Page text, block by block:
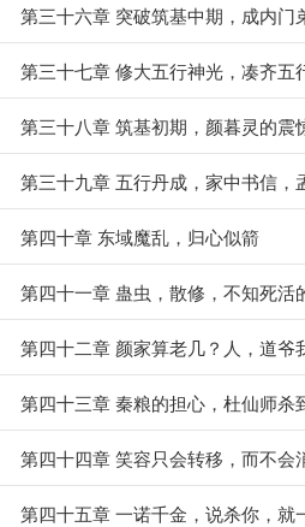
第三十六章 突破筑基中期，成内门
第三十七章 修大五行神光，凑齐五
第三十八章 筑基初期，颜暮灵的震
第三十九章 五行丹成，家中书信，
第四十章 东域魔乱，归心似箭
第四十一章 蛊虫，散修，不知死活
第四十二章 颜家算老几？人，道爷
第四十三章 秦粮的担心，杜仙师杀
第四十四章 笑容只会转移，而不会
第四十五章 一诺千金，说杀你，就